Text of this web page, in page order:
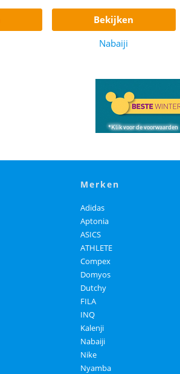
bekijken
Nabaiji
merken
Adidas
Aptonia
ASICS
ATHLETE
Compex
Domyos
Dutchy
FILA
INQ
Kalenji
Nabaiji
Nike
Nyamba